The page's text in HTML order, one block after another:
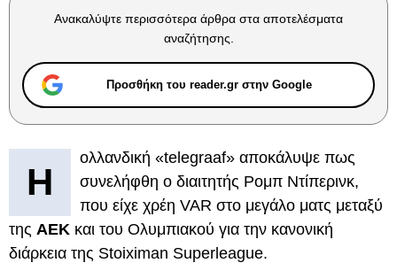
Ανακαλύψτε περισσότερα άρθρα στα αποτελέσματα
αναζήτησης.
Προσθήκη του reader.gr στην Google
Η
ολλανδική «telegraaf» αποκάλυψε πως
συνελήφθη ο διαιτητής Ρομπ Ντίπερινκ,
που είχε χρέη VAR στο μεγάλο ματς μεταξύ
της ΑΕΚ και του Ολυμπιακού για την κανονική
διάρκεια της Stoiximan Superleague.